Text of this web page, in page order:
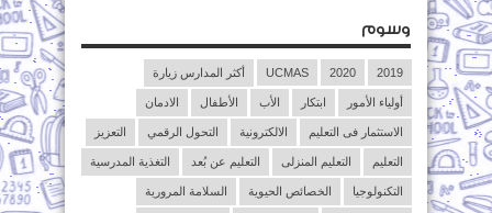
وسوم
2019
2020
UCMAS أكثر المدارس زيارة
أولياء الأمور ابتكار الأب الأطفال الادمان
الاستثمار فى التعليم الالكترونية التحول الرقمي التعزيز
التعليم التعليم المنزلى التعليم عن بُعد التغذية المدرسية
التكنولوجيا الخصائص الحيوية السلامة المرورية